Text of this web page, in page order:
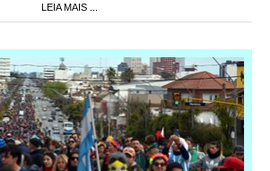
LEIA MAIS ...